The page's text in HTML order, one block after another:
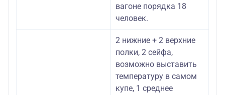
вагоне порядка 18
человек.
2 нижние + 2 верхние
полки, 2 сейфа,
возможно выставить
температуру в самом
купе, 1 среднее